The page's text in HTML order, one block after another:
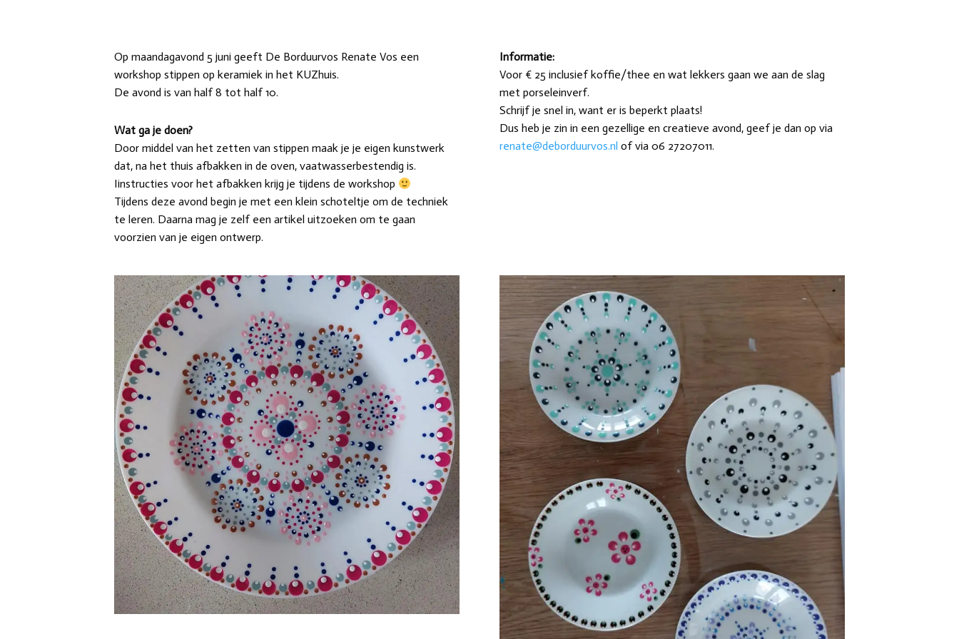
Op maandagavond 5 juni geeft De Borduurvos Renate Vos een
workshop stippen op keramiek in het KUZhuis.
De avond is van half 8 tot half 10.
Wat ga je doen?
Door middel van het zetten van stippen maak je je eigen kunstwerk
dat, na het thuis afbakken in de oven, vaatwasserbestendig is.
Iinstructies voor het afbakken krijg je tijdens de workshop
Tijdens deze avond begin je met een klein schoteltje om de techniek
te leren. Daarna mag je zelf een artikel uitzoeken om te gaan
voorzien van je eigen ontwerp.
Informatie:
Voor € 25 inclusief koffie/thee en wat lekkers gaan we aan de slag
met porseleinverf.
Schrijf je snel in, want er is beperkt plaats!
Dus heb je zin in een gezellige en creatieve avond, geef je dan op via
renate@deborduurvos.nl of via 06 27207011.